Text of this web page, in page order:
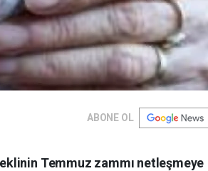
ABONE OL
Temmuz zammı netleşmeye